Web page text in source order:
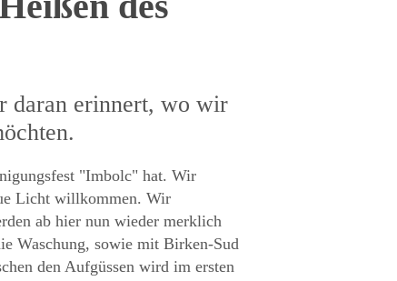
daran erinnert, wo wir
"Imbolc" hat. Wir
Licht willkommen. Wir
ab hier nun wieder merklich
Waschung, sowie mit Birken-Sud
den Aufgüssen wird im ersten